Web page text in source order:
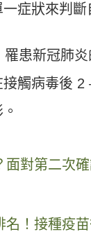
症狀來判斷
罹患新冠肺
觸病毒後 2
面對第二次
名！接種疫